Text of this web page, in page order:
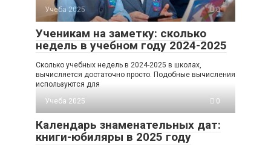
Учеба 2025 0
Ученикам на заметку: сколько
недель в учебном году 2024-2025
Сколько учебных недель в 2024-2025 в школах,
вычисляется достаточно просто. Подобные вычисления
используются для
Учеба 2025
0
Календарь знаменательных дат:
книги-юбиляры в 2025 году